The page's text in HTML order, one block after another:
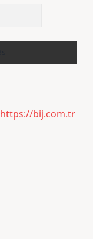
https://bij.com.tr